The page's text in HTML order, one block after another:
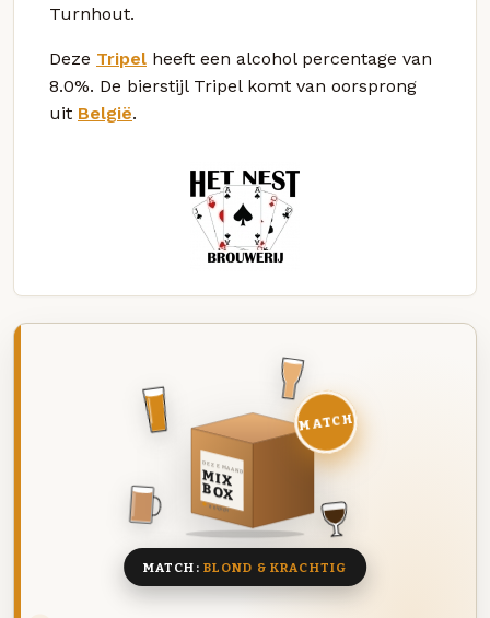
Turnhout.
Deze Tripel heeft een alcohol percentage van
8.0%. De bierstijl Tripel komt van oorsprong
uit België.
DEZE MAAND
MIX
BOX
8 BIEREN
MATCH
MATCH: BLOND & KRACHTIG